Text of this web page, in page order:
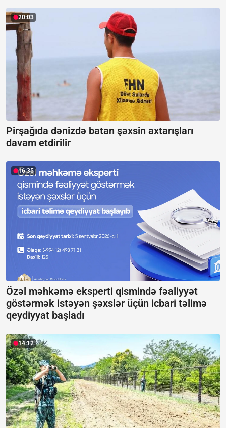
20:03
Pirşağıda dənizdə batan şəxsin axtarışları
davam etdirilir
16:35
Özəl məhkəmə eksperti qismində fəaliyyət
göstərmək istəyən şəxslər üçün icbari təlimə
qeydiyyat başladı
14:12